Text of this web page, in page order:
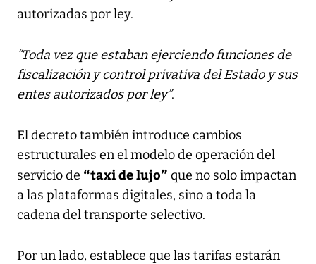
autorizadas por ley.
“Toda vez que estaban ejerciendo funciones de
fiscalización y control privativa del Estado y sus
entes autorizados por ley”.
El decreto también introduce cambios
estructurales en el modelo de operación del
servicio de “taxi de lujo” que no solo impactan
a las plataformas digitales, sino a toda la
cadena del transporte selectivo.
Por un lado, establece que las tarifas estarán